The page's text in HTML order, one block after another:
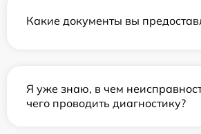
Какие документы вы
Я уже знаю, в чем
чего проводить диагностику?